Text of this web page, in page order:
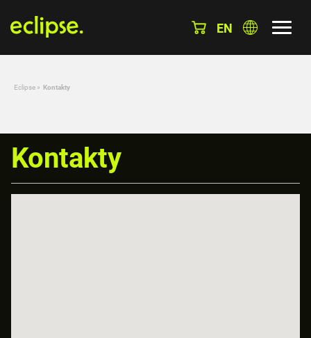
EN
Eclipse » Kontakty
Kontakty